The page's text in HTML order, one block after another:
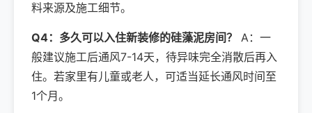
料来源及施工细节。
Q4：多久可以入住新装修的硅藻泥房间？
A：一
般建议施工后通风7-14天，待异味完全消散后再入
住。若家里有儿童或老人，可适当延长通风时间至
1个月。